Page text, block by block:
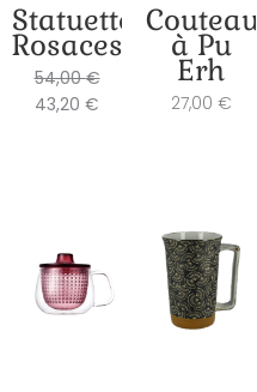
Statuette
Rosaces
54,00€
43,20 €
Couteau
à Pu
Erh
27,00 €